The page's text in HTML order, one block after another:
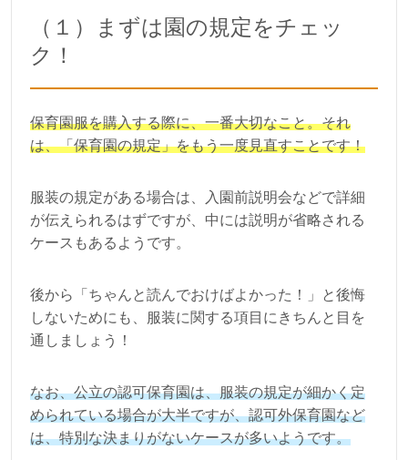
（１）まずは園の規定をチェッ
ク！
保育園服を購入する際に、一番大切なこと。それ
は、「保育園の規定」をもう一度見直すことです！
服装の規定がある場合は、入園前説明会などで詳細
が伝えられるはずですが、中には説明が省略される
ケースもあるようです。
後から「ちゃんと読んでおけばよかった！」と後悔
しないためにも、服装に関する項目にきちんと目を
通しましょう！
なお、公立の認可保育園は、服装の規定が細かく定
められている場合が大半ですが、認可外保育園など
は、特別な決まりがないケースが多いようです。